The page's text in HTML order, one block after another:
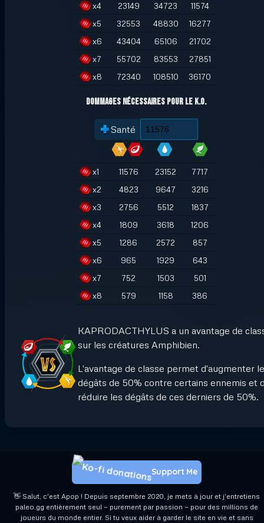
x4 23149 34723
11574
x5 32553 48830
16277
x6 43404 65106
21702
x7 55702 83553
27851
x8 72340 108510 36170
Dommages nécessaires pour le K.O.
Santé
x1 11576 23152
7717
x2 4823 9647
3216
x3 2756 5512
1837
x4 1809 3618
1206
x5 1286 2572
857
x6 965 1929
643
x7 752 1503
501
x8 579 1158 386
KAPRODACTHYLUS a un avantage de
sur les créatures Amphibien.
L'avantage de classe permet d'augmenter
dégâts de 50% contre certains ennemis et
réduire les dégâts de ces derniers de 50%.
👋 Salut, c'est Apop ! Depuis septembre 2020, je mets à jour et j'entretiens
paleo.gg entièrement seul — purement par passion — pour des millions de
joueurs du monde entier. Si tu veux aider à garder le site en vie et sans
Support Me